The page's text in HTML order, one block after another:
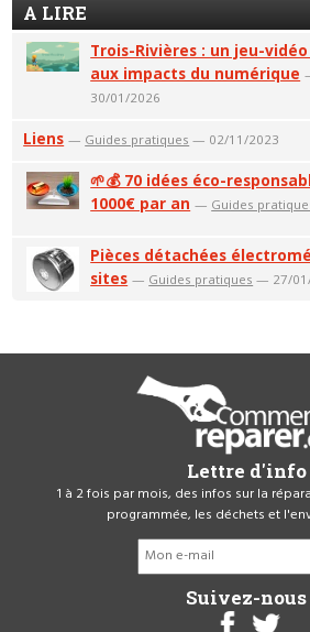
A LIRE
Trois-Rivières : un jeu-
aux impacts du numérique
30/01/2026
Liens — Guides pratiques — 02/11/2023
🌱💰 70 idées éco-
1000€ par an — Guides
Pièces détachées
sites — Guides pratiques — 27/
Lettre d'info
1 à 2 fois par mois, des infos sur la
programmée, les déchets et
Suivez-nous